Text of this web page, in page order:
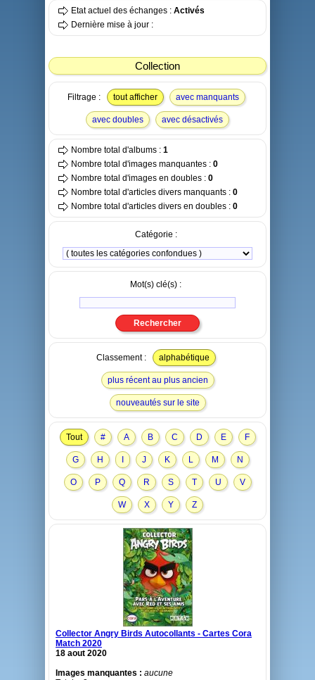
Etat actuel des échanges : Activés
Dernière mise à jour :
Collection
Filtrage : tout afficher avec manquants
avec doubles avec désactivés
Nombre total d'albums : 1
Nombre total d'images manquantes : 0
Nombre total d'images en doubles : 0
Nombre total d'articles divers manquants : 0
Nombre total d'articles divers en doubles : 0
Catégorie :
Mot(s) clé(s) :
Classement : alphabétique
plus récent au plus ancien
nouveautés sur le site
Tout # A B C D E F
G H J K L M N
O P Q R S T U V
W X Y Z
Collector Angry Birds Autocollants - Cartes Cora
Match 2020
18 aout 2020
Images manquantes : aucune